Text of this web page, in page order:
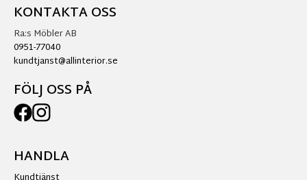
KONTAKTA OSS
Ra:s Möbler AB
0951-77040
kundtjanst@allinterior.se
FÖLJ OSS PÅ
HANDLA